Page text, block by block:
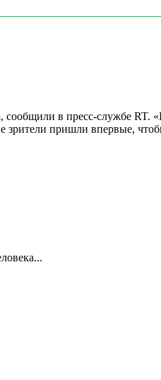
в пресс-службе RT.
зрители пришли впервые,